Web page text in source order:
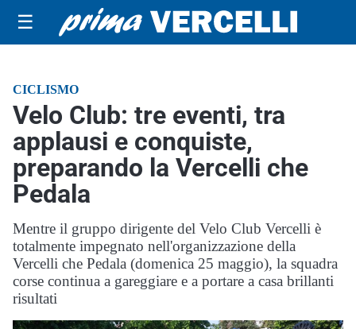
☰
CICLISMO
Velo Club: tre eventi, tra
applausi e conquiste,
preparando la Vercelli che
Pedala
Mentre il gruppo dirigente del Velo Club Vercelli è
totalmente impegnato nell'organizzazione della
Vercelli che Pedala (domenica 25 maggio), la squadra
corse continua a gareggiare e a portare a casa brillanti
risultati